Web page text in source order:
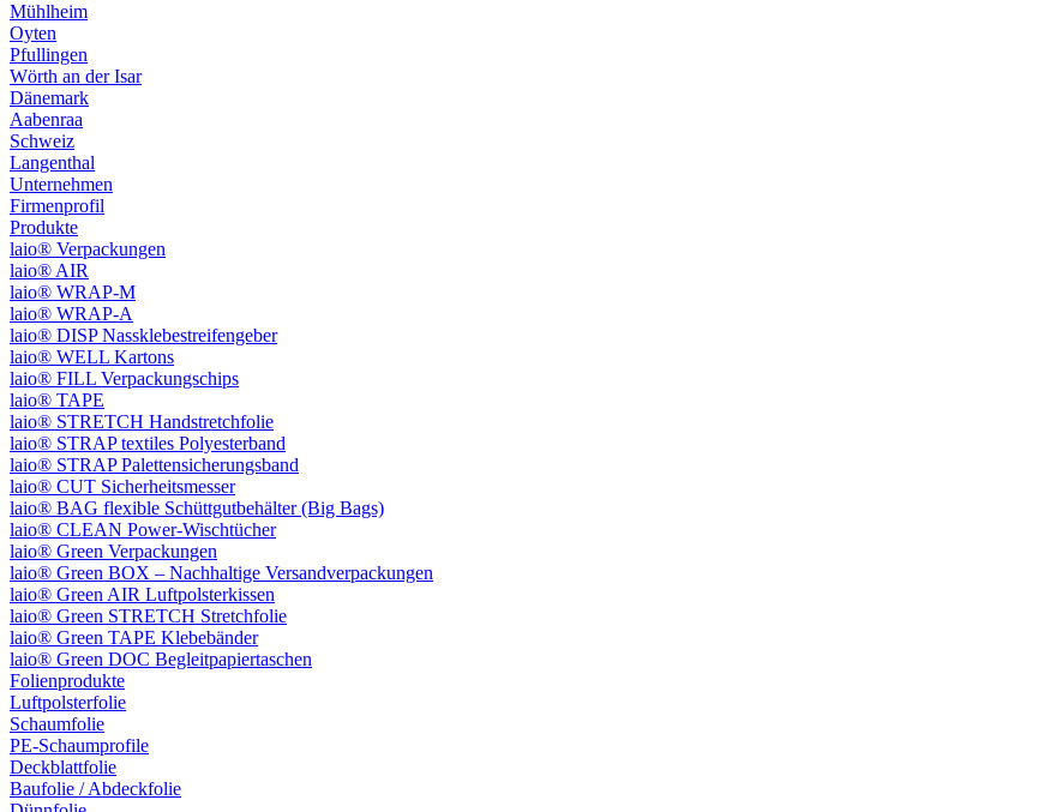
Mühlheim
Oyten
Pfullingen
Wörth an der Isar
Dänemark
Aabenraa
Schweiz
Langenthal
Unternehmen
Firmenprofil
Produkte
laio® Verpackungen
laio® AIR
laio® WRAP-M
laio® WRAP-A
laio® DISP Nassklebestreifengeber
laio® WELL Kartons
laio® FILL Verpackungschips
laio® TAPE
laio® STRETCH Handstretchfolie
laio® STRAP textiles Polyesterband
laio® STRAP Palettensicherungsband
laio® CUT Sicherheitsmesser
laio® BAG flexible Schüttgutbehälter (Big Bags)
laio® CLEAN Power-Wischtücher
laio® Green Verpackungen
laio® Green BOX – Nachhaltige Versandverpackungen
laio® Green AIR Luftpolsterkissen
laio® Green STRETCH Stretchfolie
laio® Green TAPE Klebebänder
laio® Green DOC Begleitpapiertaschen
Folienprodukte
Luftpolsterfolie
Schaumfolie
PE-Schaumprofile
Deckblattfolie
Baufolie / Abdeckfolie